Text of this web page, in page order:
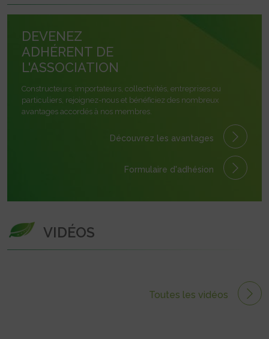
DEVENEZ
ADHÉRENT DE
L'ASSOCIATION
Constructeurs, importateurs, collectivités, entreprises ou
particuliers, rejoignez-nous et bénéficiez des nombreux
avantages accordés à nos membres.
Découvrez les avantages
Formulaire d'adhésion
VIDÉOS
Toutes les vidéos